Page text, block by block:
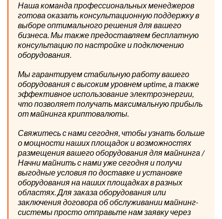
Наша команда профессиональных менеджеров
готова оказать консультационную поддержку в
выборе оптимального решения для вашего
бизнеса. Мы также предоставляем бесплатную
консультацию по настройке и подключению
оборудования.
Мы гарантируем стабильную работу вашего
оборудования с высоким уровнем uptime, а также
эффективное использование электроэнергии,
что позволяет получать максимальную прибыль
от майнинга криптовалюты.
Свяжитесь с нами сегодня, чтобы узнать больше
о мощности наших площадок и возможностях
размещения вашего оборудования для майнинга /
Начни майнить с нами уже сегодня и получи
выгодные условия по доставке и установке
оборудования на наших площадках в разных
областях. Для заказа оборудования или
заключения договора об обслуживании майнинг-
системы просто отправьте нам заявку через